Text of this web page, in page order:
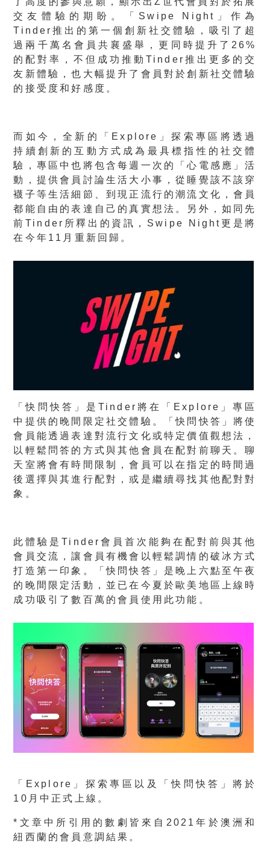
交友體驗的期盼。「Swipe Night」作為
Tinder推出的第一個創新社交體驗，吸引了超
過兩千萬名會員共襄盛舉，更同時提升了26%
的配對率，不但成功推動Tinder推出更多的交
友新體驗，也大幅提升了會員對於創新社交體驗
的接受度和好感度。
而如今，全新的「Explore」探索專區將透過
持續創新的互動方式成為最具標指性的社交體
驗，專區中也將包含每週一次的「心電感應」活
動，提供會員討論生活大小事，從睡覺該不該穿
襪子等生活細節、到現正流行的潮流文化，會員
都能自由的表達自己的真實想法。另外，如同先
前Tinder所釋出的資訊，Swipe Night更是將
在今年11月重新回歸。
「快問快答」是Tinder將在「Explore」專區
中提供的晚間限定社交體驗。「快問快答」將使
會員能透過表達對流行文化或特定價值觀想法，
以輕鬆問答的方式與其他會員在配對前聊天。聊
天室將會有時間限制，會員可以在指定的時間過
後選擇與其進行配對，或是繼續尋找其他配對對
象。
此體驗是Tinder會員首次能夠在配對前與其他
會員交流，讓會員有機會以輕鬆調情的破冰方式
打造第一印象。「快問快答」是晚上六點至午夜
的晚間限定活動，並已在今夏於歐美地區上線時
成功吸引了數百萬的會員使用此功能。
「 Explore 」探索專區以及「快問快答」將於
10 月中正式上線。
* 文章中所引用的數劇皆來自 2021 年於澳洲和
紐西蘭的會員意調結果。